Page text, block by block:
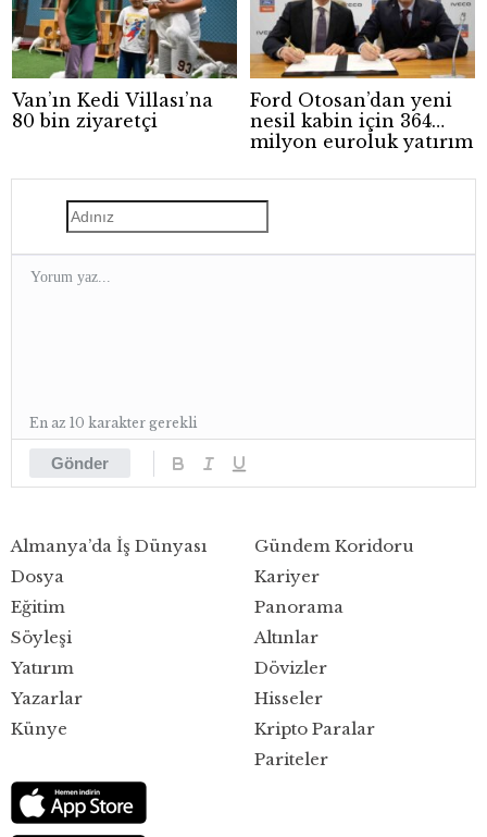
Van’ın Kedi Villası’na
80 bin ziyaretçi
Ford Otosan’dan yeni
nesil kabin için 364
milyon euroluk yatırım
Gönder
En az 10 karakter gerekli
Almanya’da İş Dünyası
Dosya
Eğitim
Gündem Koridoru
Kariyer
Panorama
Söyleşi
Yatırım
Yazarlar
Künye
Altınlar
Dövizler
Hisseler
Kripto Paralar
Pariteler